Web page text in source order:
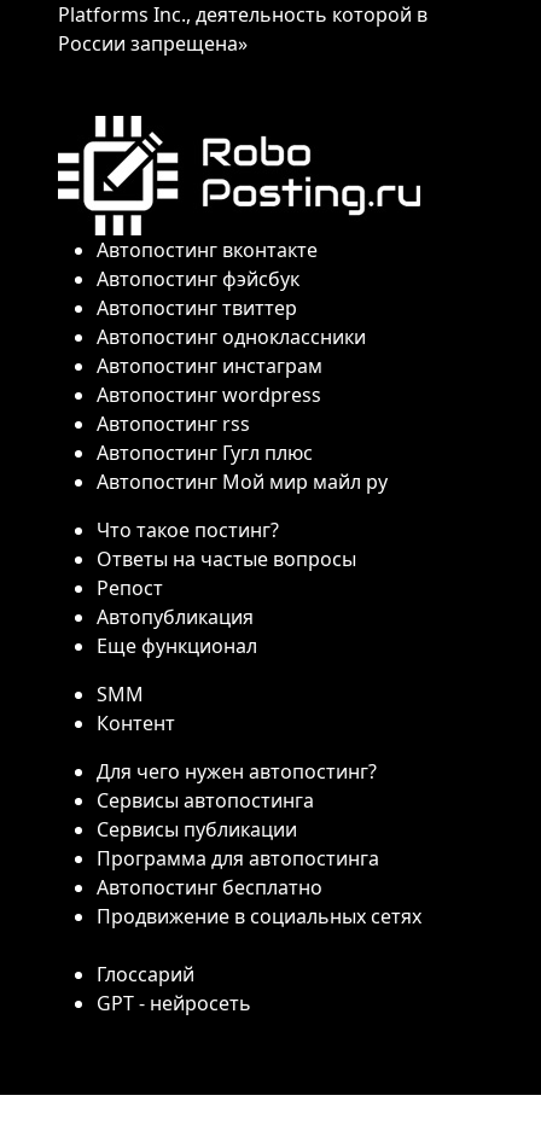
Platforms Inc., деятельность которой в
России запрещена»
Автопостинг вконтакте
Автопостинг фэйсбук
Автопостинг твиттер
Автопостинг одноклассники
Автопостинг инстаграм
Автопостинг wordpress
Автопостинг rss
Автопостинг Гугл плюс
Автопостинг Мой мир майл ру
Что такое постинг?
Ответы на частые вопросы
Репост
Автопубликация
Еще функционал
SMM
Контент
Для чего нужен автопостинг?
Сервисы автопостинга
Сервисы публикации
Программа для автопостинга
Автопостинг бесплатно
Продвижение в социальных сетях
Глоссарий
GPT - нейросеть